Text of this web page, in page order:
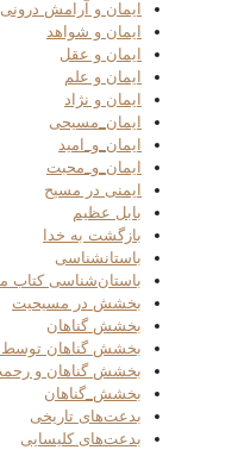
ایمان و آرامش درونی
ایمان و شواهد
ایمان و عقل
ایمان و علم
ایمان و نژاد
ایمان_مسیحی
ایمان_و_امید
ایمان_و_محبت
ایمنی در مسیح
بابل عظیم
بازگشت به خدا
باستانشناسی
باستان‌شناسی کتاب
بخشش در مسیحیت
بخشش گناهان
بخشش گناهان
بخشش گناهان و
بخشش_گناهان
بدعت‌های تاریخی
بدعت‌های کلیسایی